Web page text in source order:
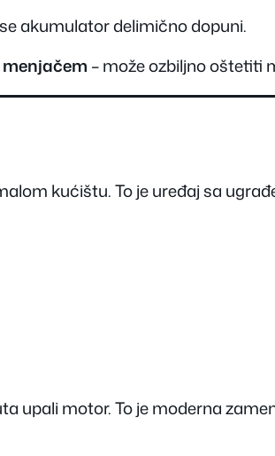
akumulator delimično dopuni.
– može ozbiljno oštetiti
kućištu. To je uređaj sa
upali motor. To je moderna